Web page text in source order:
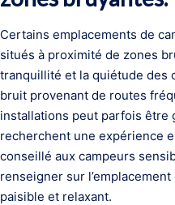
Certains emplacements de
situés à proximité de zones
tranquillité et la quiétude des
bruit provenant de routes
installations peut parfois être
recherchent une expérience
conseillé aux campeurs
renseigner sur
paisible et relaxant.